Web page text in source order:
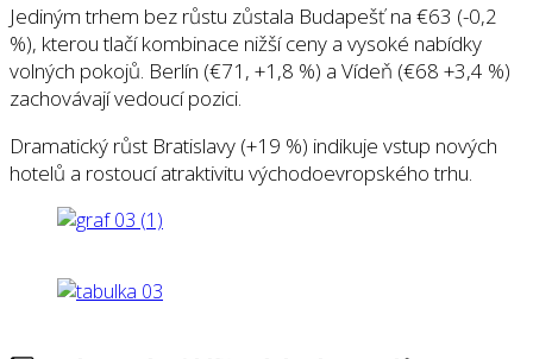
Jediným trhem bez růstu zůstala Budapešť na €63 (-0,2
%), kterou tlačí kombinace nižší ceny a vysoké nabídky
volných pokojů. Berlín (€71, +1,8 %) a Vídeň (€68 +3,4 %)
zachovávají vedoucí pozici.
Dramatický růst Bratislavy (+19 %) indikuje vstup nových
hotelů a rostoucí atraktivitu východoevropského trhu.